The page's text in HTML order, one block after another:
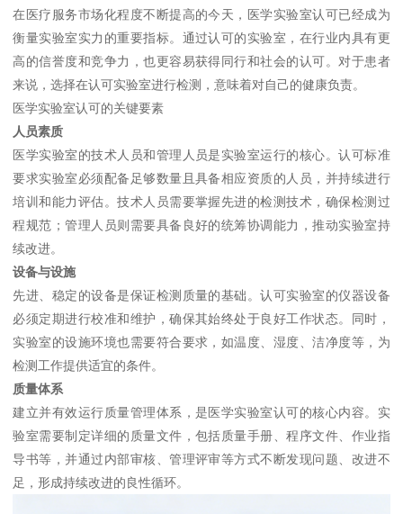
在医疗服务市场化程度不断提高的今天，医学实验室认可已经成为
衡量实验室实力的重要指标。通过认可的实验室，在行业内具有更
高的信誉度和竞争力，也更容易获得同行和社会的认可。对于患者
来说，选择在认可实验室进行检测，意味着对自己的健康负责。
医学实验室认可的关键要素
人员素质
医学实验室的技术人员和管理人员是实验室运行的核心。认可标准
要求实验室必须配备足够数量且具备相应资质的人员，并持续进行
培训和能力评估。技术人员需要掌握先进的检测技术，确保检测过
程规范；管理人员则需要具备良好的统筹协调能力，推动实验室持
续改进。
设备与设施
先进、稳定的设备是保证检测质量的基础。认可实验室的仪器设备
必须定期进行校准和维护，确保其始终处于良好工作状态。同时，
实验室的设施环境也需要符合要求，如温度、湿度、洁净度等，为
检测工作提供适宜的条件。
质量体系
建立并有效运行质量管理体系，是医学实验室认可的核心内容。实
验室需要制定详细的质量文件，包括质量手册、程序文件、作业指
导书等，并通过内部审核、管理评审等方式不断发现问题、改进不
足，形成持续改进的良性循环。